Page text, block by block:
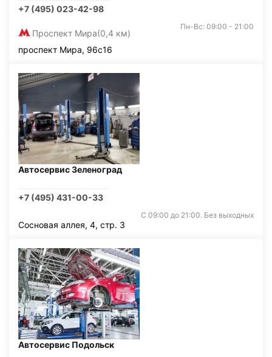
+7 (495) 023-42-98
Проспект Мира(0,4 км)
Пн-Вс: 09:00 - 21:00
проспект Мира, 96с16
Автосервис Зеленоград
+7 (495) 431-00-33
С 09:00 до 21:00. Без выходных
Сосновая аллея, 4, стр. 3
Автосервис Подольск